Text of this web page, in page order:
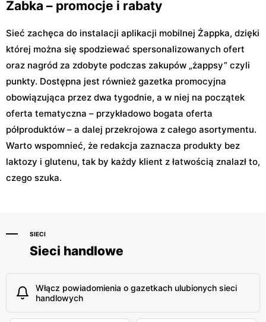
Żabka – promocje i rabaty
Sieć zachęca do instalacji aplikacji mobilnej Żappka, dzięki
której można się spodziewać spersonalizowanych ofert
oraz nagród za zdobyte podczas zakupów „żappsy” czyli
punkty. Dostępna jest również gazetka promocyjna
obowiązująca przez dwa tygodnie, a w niej na początek
oferta tematyczna – przykładowo bogata oferta
półproduktów – a dalej przekrojowa z całego asortymentu.
Warto wspomnieć, że redakcja zaznacza produkty bez
laktozy i glutenu, tak by każdy klient z łatwością znalazł to,
czego szuka.
SIECI
Sieci handlowe
Włącz powiadomienia o gazetkach ulubionych sieci
handlowych